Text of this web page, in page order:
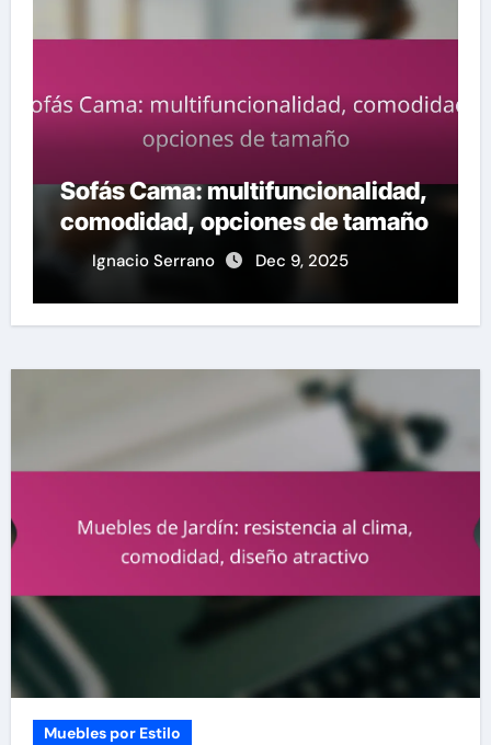
Sofás Cama: multifuncionalidad,
comodidad, opciones de tamaño
Ignacio Serrano Dec 9, 2025
Muebles por Estilo